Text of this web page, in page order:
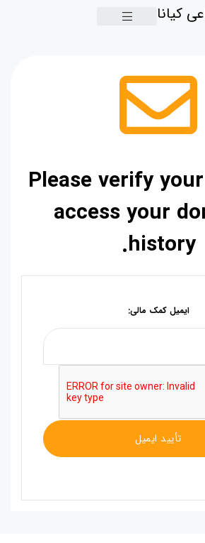
کیانا
Please verify
access your
history.
ایمیل کمک مالی: